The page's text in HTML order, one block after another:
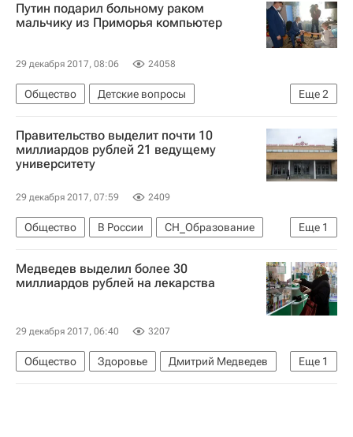
Путин подарил больному раком
мальчику из Приморья компьютер
29 декабря 2017, 08:06 24058
Еще2
Общество
Детские вопросы
Приморский край
Владимир Путин
Правительство выделит почти 10
миллиардов рублей 21 ведущему
университету
29 декабря 2017, 07:59 2409
Еще 1
Общество В России
СН_Образование
Россия
Медведев выделил более 30
миллиардов рублей на лекарства
29 декабря 2017, 06:40 3207
Еще 1
Общество Здоровье
Дмитрий Медведев
Россия